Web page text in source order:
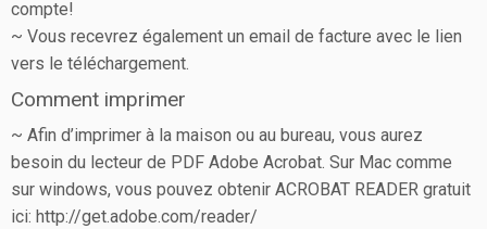
compte!
~ Vous recevrez également un email de facture avec le lien
vers le téléchargement.
Comment imprimer
~ Afin d’imprimer à la maison ou au bureau, vous aurez
besoin du lecteur de PDF Adobe Acrobat. Sur Mac comme
sur windows, vous pouvez obtenir ACROBAT READER gratuit
ici: http://get.adobe.com/reader/